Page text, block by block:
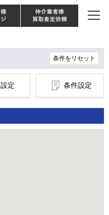
条件をリセット
定 条件設定
住宅や中古マンションを手がける会
不動産・中古マンションならJPM